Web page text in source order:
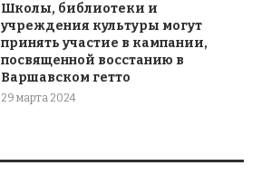
Школы, библиотеки и
учреждения культуры могут
принять участие в кампании,
посвященной восстанию в
Варшавском гетто
29 марта 2024